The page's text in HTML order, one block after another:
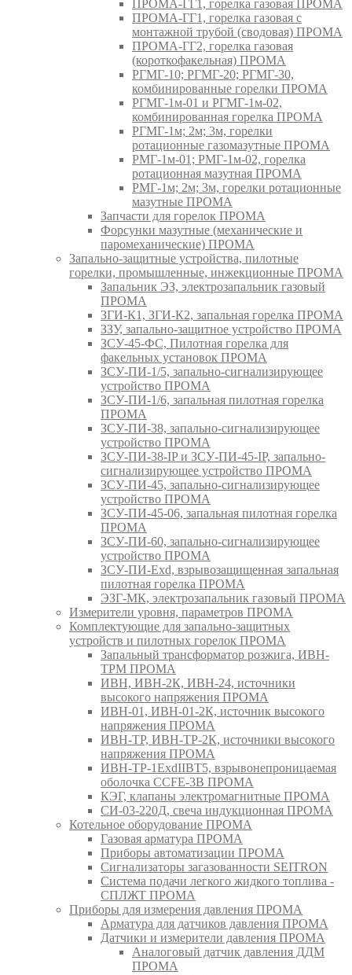
ПРОМА-ГГ1, горелка газовая ПРОМА
ПРОМА-ГГ1, горелка газовая с
монтажной трубой (сводовая) ПРОМА
ПРОМА-ГГ2, горелка газовая
(короткофакельная) ПРОМА
РГМГ-10; РГМГ-20; РГМГ-30,
комбинированные горелки ПРОМА
РГМГ-1м-01 и РГМГ-1м-02,
комбинированная горелка ПРОМА
РГМГ-1м; 2м; 3м, горелки
ротационные газомазутные ПРОМА
РМГ-1м-01; РМГ-1м-02, горелка
ротационная мазутная ПРОМА
РМГ-1м; 2м; 3м, горелки ротационные
мазутные ПРОМА
Запчасти для горелок ПРОМА
Форсунки мазутные (механические и
паромеханические) ПРОМА
Запально-защитные устройства, пилотные
горелки, промышленные, инжекционные ПРОМА
Запальник ЭЗ, электрозапальник газовый
ПРОМА
ЗГИ-К1, ЗГИ-К2, запальная горелка ПРОМА
ЗЗУ, запально-защитное устройство ПРОМА
ЗСУ-45-ФС, Пилотная горелка для
факельных установок ПРОМА
ЗСУ-ПИ-1/5, запально-сигнализирующее
устройство ПРОМА
ЗСУ-ПИ-1/6, запальная пилотная горелка
ПРОМА
ЗСУ-ПИ-38, запально-сигнализирующее
устройство ПРОМА
ЗСУ-ПИ-38-IP и ЗСУ-ПИ-45-IP, запально-
сигнализирующее устройство ПРОМА
ЗСУ-ПИ-45, запально-сигнализирующее
устройство ПРОМА
ЗСУ-ПИ-45-06, запальная пилотная горелка
ПРОМА
ЗСУ-ПИ-60, запально-сигнализирующее
устройство ПРОМА
ЗСУ-ПИ-Exd, взрывозащищенная запальная
пилотная горелка ПРОМА
ЭЗГ-МК, электрозапальник газовый ПРОМА
Измерители уровня, параметров ПРОМА
Комплектующие для запально-защитных
устройств и пилотных горелок ПРОМА
Запальный трансформатор розжига, ИВН-
ТРМ ПРОМА
ИВН, ИВН-2К, ИВН-24, источники
высокого напряжения ПРОМА
ИВН-01, ИВН-01-2К, источник высокого
напряжения ПРОМА
ИВН-ТР, ИВН-ТР-2К, источники высокого
напряжения ПРОМА
ИВН-ТР-1ExdIIBT5, взрывонепроницаемая
оболочка CCFE-3B ПРОМА
КЭГ, клапаны электромагнитные ПРОМА
СИ-03-220Д, свеча индукционная ПРОМА
Котельное оборудование ПРОМА
Газовая арматура ПРОМА
Приборы автоматизации ПРОМА
Сигнализаторы загазованности SEITRON
Система подачи легкого жидкого топлива -
СПЛЖТ ПРОМА
Приборы для измерения давления ПРОМА
Арматура для датчиков давления ПРОМА
Датчики и измерители давления ПРОМА
Аналоговый датчик давления ДДМ
ПРОМА